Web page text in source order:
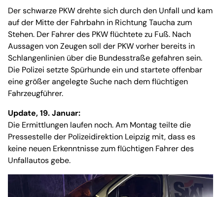
Der schwarze PKW drehte sich durch den Unfall und kam
auf der Mitte der Fahrbahn in Richtung Taucha zum
Stehen. Der Fahrer des PKW flüchtete zu Fuß. Nach
Aussagen von Zeugen soll der PKW vorher bereits in
Schlangenlinien über die Bundesstraße gefahren sein.
Die Polizei setzte Spürhunde ein und startete offenbar
eine größer angelegte Suche nach dem flüchtigen
Fahrzeugführer.
Update, 19. Januar:
Die Ermittlungen laufen noch. Am Montag teilte die
Pressestelle der Polizeidirektion Leipzig mit, dass es
keine neuen Erkenntnisse zum flüchtigen Fahrer des
Unfallautos gebe.